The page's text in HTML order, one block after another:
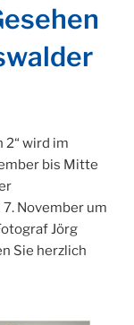
2“ wird im
bis Mitte
November um
Jörg
Sie herzlich